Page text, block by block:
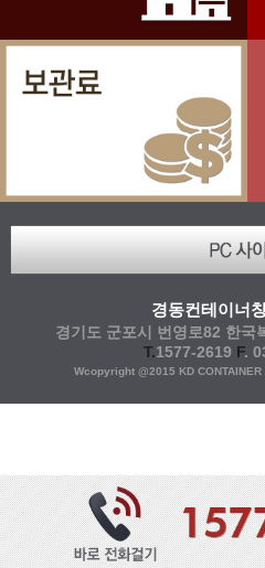
경동컨테이너
경기도 군포시 번영로82 한국
T.1577-2619 F.
Wcopyright @2015 KD